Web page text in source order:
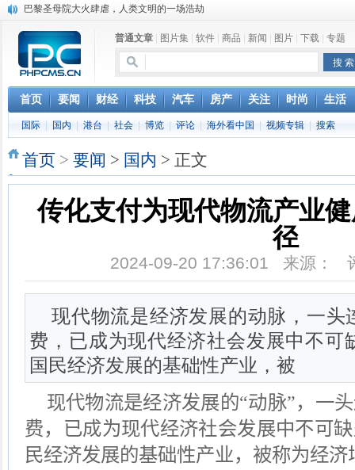
奔驰维权女车主捅出了一个最大的瓜
DS四款新能源车型上海车展亚洲首秀
苹果与高通和解 英特尔失去重要移动客户
小米高管：虽然高通与苹果和解，但5G iPhone最快明年下半年发布
iOS 13加入黑暗模式 多功能加持6月份见
高通与苹果达成和解，双方达成6年许可协议
巴黎圣母院大火肆虐，人类文明的一场浩劫
普通文章 图片集 软件 商品 新闻 图片 下载 专题
首页 要闻 财经 科技 汽车 房产 关注 时尚 生活
国际 国内 港台 社会 博览 评论 海外看中国 视频专辑 搜索
首页 > 要闻 > 国内 > 正文
传化支付为现代物流产业
径
2024-09-20 17:36:01 来源：
现代物流是经济发展的动脉，一头
费，已成为现代经济社会发展中不可
国民经济发展的基础性产业，被
现代物流是经济发展的“动脉”，一
费，已成为现代经济社会发展中不可
民经济发展的基础性产业， 被称为经济